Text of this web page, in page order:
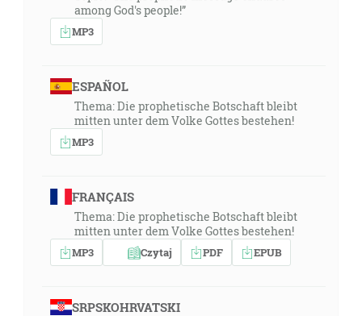
among God's people!”
MP3
ESPAÑOL
Thema: Die prophetische Botschaft bleibt
mitten unter dem Volke Gottes bestehen!
MP3
FRANÇAIS
Thema: Die prophetische Botschaft bleibt
mitten unter dem Volke Gottes bestehen!
MP3 Czytaj PDF EPUB
SRPSKOHRVATSKI